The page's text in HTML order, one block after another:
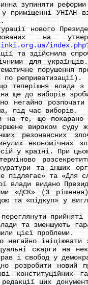
зупиняти реформи
УНІАН
нового
на
та здійснила
для
порушення
по реприватизації).
влада з
ще до виборів
розпочати
під час виборів.
що покарано
вироком суду
резонансних
економічних
у країні. При
розсекретити
та інших
підлягає» та «Для
видано
«ДСК» (3
та «підкуп» у
прийняті
та зменшують
цієї проблеми.
ініціювати
скарги на
і свобод у
новий
конституційних
цих